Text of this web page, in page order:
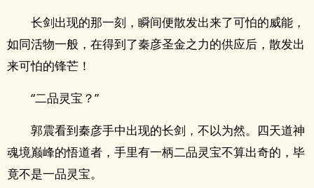
长剑出现的那一刻，瞬间便散发出来了可怕的威能，
如同活物一般，在得到了秦彦圣金之力的供应后，散发出
来可怕的锋芒！
“二品灵宝？”
郭震看到秦彦手中出现的长剑，不以为然。四天道神
魂境巅峰的悟道者，手里有一柄二品灵宝不算出奇的，毕
竟不是一品灵宝。